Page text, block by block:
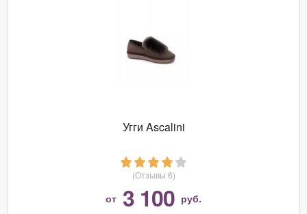
Угги Ascalini
(Отзывы 6)
от 3 100 руб.